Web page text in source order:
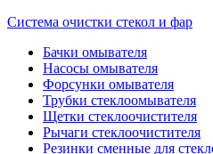
Система очистки стекол и фар
Бачки омывателя
Насосы омывателя
Форсунки омывателя
Трубки стеклоомывателя
Щетки стеклоочистителя
Рычаги стеклоочистителя
Резинки сменные для